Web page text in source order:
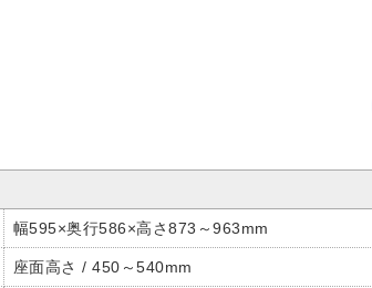
幅595×奥行586×高さ873～963mm
座面高さ / 450～540mm